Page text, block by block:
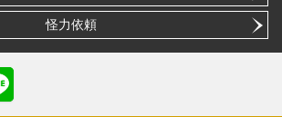
怪力依頼